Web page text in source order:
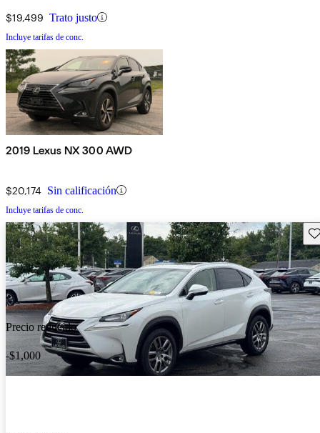
$19,499 Trato justo
Incluye tarifas de conc.
2019 Lexus NX 300 AWD
$20,174 Sin calificación
Incluye tarifas de conc.
Precio reducido
-$1,000